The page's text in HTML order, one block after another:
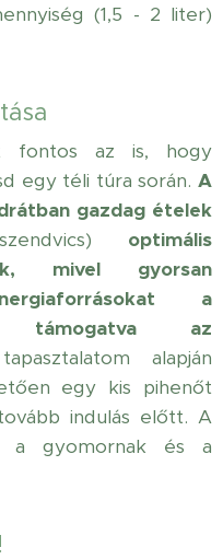
(1,5 - 2 liter)
fontos az is, hogy
egy téli túra során. A
gazdag ételek
optimális
mivel gyorsan
a
támogatva az
alapján
egy kis pihenőt
indulás előtt. A
a gyomornak és a